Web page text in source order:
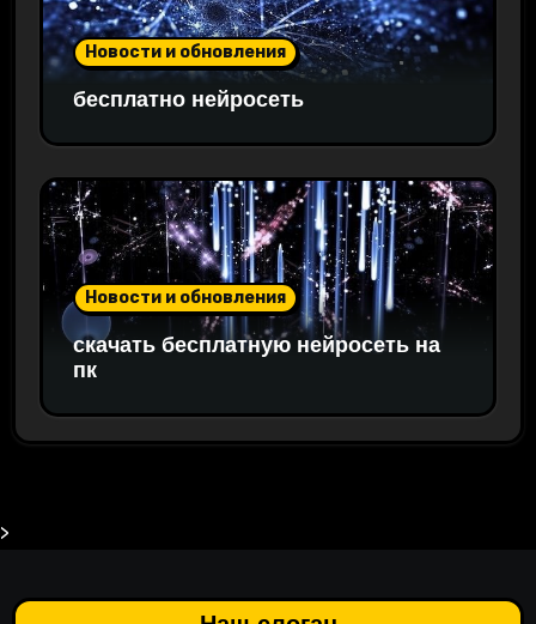
Новости и обновления
бесплатно нейросеть
Новости и обновления
скачать бесплатную нейросеть на
пк
>